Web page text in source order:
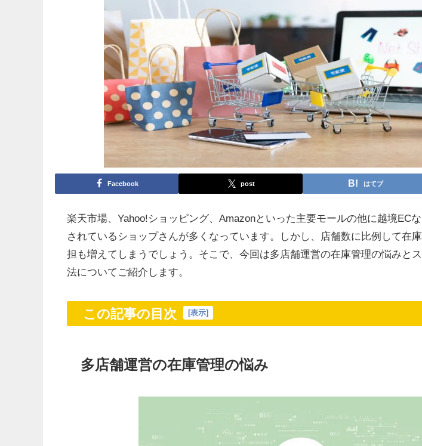
Facebook post はてブ
楽天市場、Yahoo!ショッピング、Amazonといった主要モールの他に越境EC
されているショップさんが多くなっています。しかし、店舗数に比例して在
担も増えてしまうでしょう。そこで、今回は多店舗運営の在庫管理の悩みと
法についてご紹介します。
この記事の目次 [表示]
多店舗運営の在庫管理の悩み